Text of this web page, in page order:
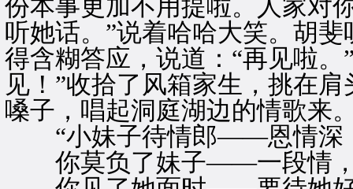
份本事更加不用提啦。人家对
听她话。”说着哈哈大笑。胡
得含糊答应，说道：“再见啦
见！”收拾了风箱家生，挑在
嗓子，唱起洞庭湖边的情歌来
“小妹子待情郎——恩情深
你莫负了妹子——一段情